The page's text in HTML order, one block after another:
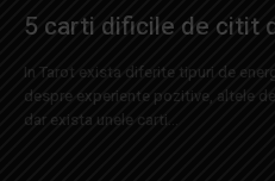
5 carti dificile de citit
In Tarot exista diferite tipuri de
despre experiente pozitive, altele
dar exista unele carti...